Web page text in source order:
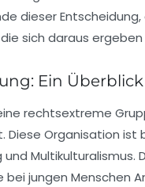
dieser
sich daraus
Ein Überblick
rechtsextreme
Diese Organisation
jungen Menschen